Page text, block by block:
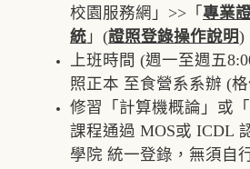
校園服務網」>>「 專業
統 」(證照登錄操作說明)
上班時間 (週一至週五
照正本 至食營系系辦 (格
修習「計算機概論」或「
課程通過 MOS或 ICDL
學院 統一登錄，無須自